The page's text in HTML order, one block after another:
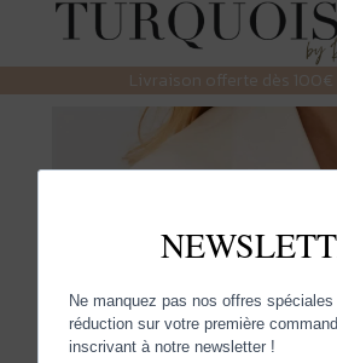
Livraison offerte dès 100€